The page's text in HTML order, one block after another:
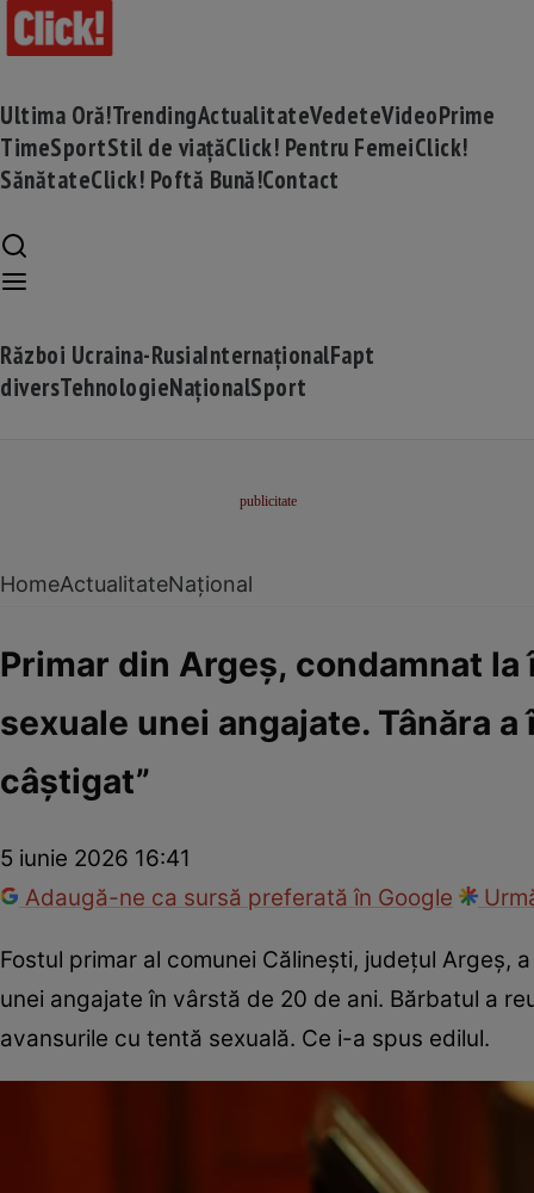
Ultima Oră!TrendingActualitateVedeteVideoPrime
TimeSportStil de viațăClick! Pentru FemeiClick!
SănătateClick! Poftă Bună!Contact
Război Ucraina-RusiaInternaționalFapt
diversTehnologieNaționalSport
HomeActualitateNațional
Primar din Argeș, condamnat
sexuale unei angajate. Tânăra
câştigat”
5 iunie 2026 16:41
Adaugă-ne ca sursă preferată în Google
Fostul primar al comunei Călinești, județul
unei angajate în vârstă de 20 de ani. Bărbatul a
avansurile cu tentă sexuală. Ce i-a spus edilul.